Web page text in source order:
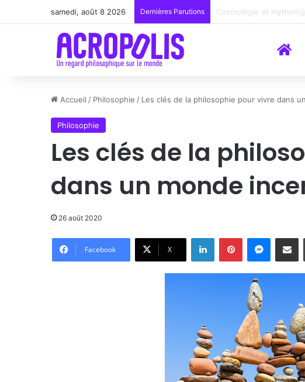
samedi, août 8 2026 Dernières Parutions Renoir : la peinture
Accueil / Philosophie / Les clés de la philosophie pour vivre dans
Philosophie
Les clés de la
dans un monde
26 août 2020
Facebook X
LinkedinPinterest